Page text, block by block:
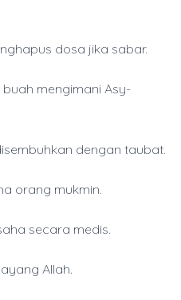
dosa jika sabar.
mengimani Asy-
dengan taubat.
orang mukmin.
secara medis.
Allah.